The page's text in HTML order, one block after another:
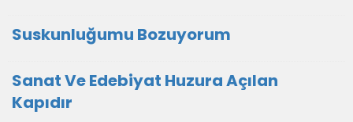
Suskunluğumu Bozuyorum
Sanat Ve Edebiyat Huzura Açılan
Kapıdır